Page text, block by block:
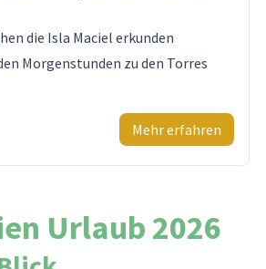
die Isla Maciel erkunden
Morgenstunden zu den Torres
Mehr erfahren
Urlaub 2026